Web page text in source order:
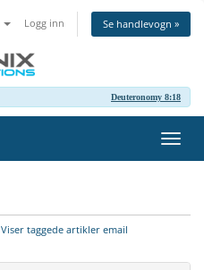
Logg inn Se handlevogn »
Deuteronomy 8:18
Bytt
Viser taggede artikler email